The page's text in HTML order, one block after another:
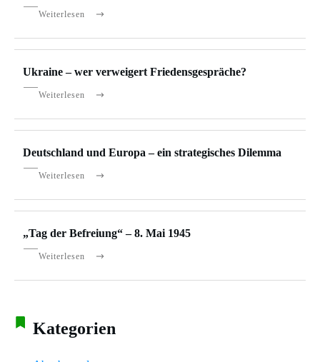
Weiterlesen
Ukraine – wer verweigert Friedensgespräche?
Weiterlesen
Deutschland und Europa – ein strategisches Dilemma
Weiterlesen
„Tag der Befreiung“ – 8. Mai 1945
Weiterlesen
Kategorien